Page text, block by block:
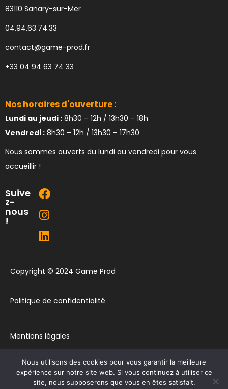
83110 Sanary-sur-Mer
04.94.63.74.33
contact@game-prod.fr
+33 04 94 63 74 33
Nos horaires d'ouverture :
Lundi au jeudi : 8h30 – 12h / 13h30 – 18h
Vendredi : 8h30 – 12h / 13h30 – 17h30
Nous sommes ouverts du lundi au vendredi pour vous
accueillir !
Suive
z-
nous
!
Copyright © 2024 Game Prod
Politique de confidentialité
Mentions légales
Plan du site
Nous utilisons des cookies pour vous garantir la meilleure
expérience sur notre site web. Si vous continuez à utiliser ce
site, nous supposerons que vous en êtes satisfait.